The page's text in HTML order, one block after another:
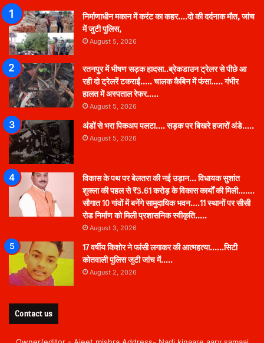
निर्माणाधीन मकान में करंट का कहर….दो की दर्दनाक मौत, जांच
में जुटी पुलिस,
August 5, 2026
रतनपुर में भीषण सड़क हादसा..ब्रेकडाउन ट्रेलर से पीछे आ
रही दो ट्रेलरें टकराईं….. चालक कैबिन में फंसा….. गंभीर
हालत में अस्पताल रेफर…..
August 5, 2026
अंडों से भरा पिकअप पलटा…. सड़क पर बिखरे हजारों अंडे…..
August 5, 2026
विकास के पथ पर बेलतरा की नई उड़ान… विधायक सुशांत
शुक्ला की पहल से ₹3.61 करोड़ के विकास कार्यों की मिली…….
सौगात 10 गांवों में बनेंगे सामुदायिक भवन….11 स्थानों पर सीसी
रोड निर्माण को मिली प्रशासनिक स्वीकृति…..
August 3, 2026
17 वर्षीय किशोर ने फांसी लगाकर की आत्महत्या……सिटी
कोतवाली पुलिस जुटी जांच में…..
August 2, 2026
Contact us